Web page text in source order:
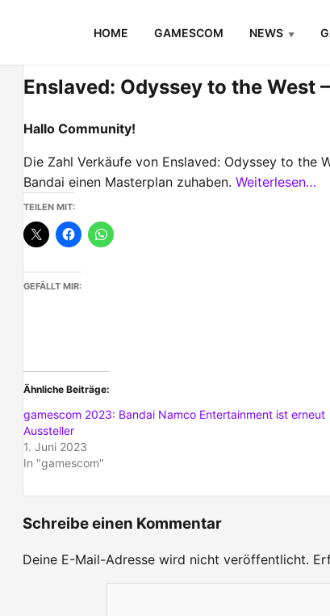
HOME GAMESCOM NEWS
Enslaved: Odyssey to the West
Hallo Community!
Die Zahl Verkäufe von Enslaved: Odyssey to the
Bandai einen Masterplan zuhaben. Weiterlesen…
TEILEN MIT:
GEFÄLLT MIR:
Ähnliche Beiträge
gamescom 2023: Bandai Namco Entertainment ist erneut
Aussteller
1. Juni 2023
In "gamescom"
Schreibe einen Kommentar
Deine E-Mail-Adresse wird nicht veröffentlicht.